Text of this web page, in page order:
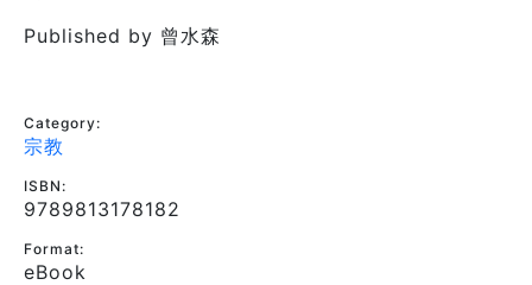
Published by 曾水森
Category:
宗教
ISBN:
9789813178182
Format:
eBook